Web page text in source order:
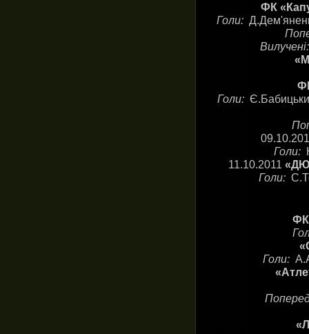
ФК
Голи:
Голи:
Голи:
11.10.2011
Голи:
ФК
Голи: